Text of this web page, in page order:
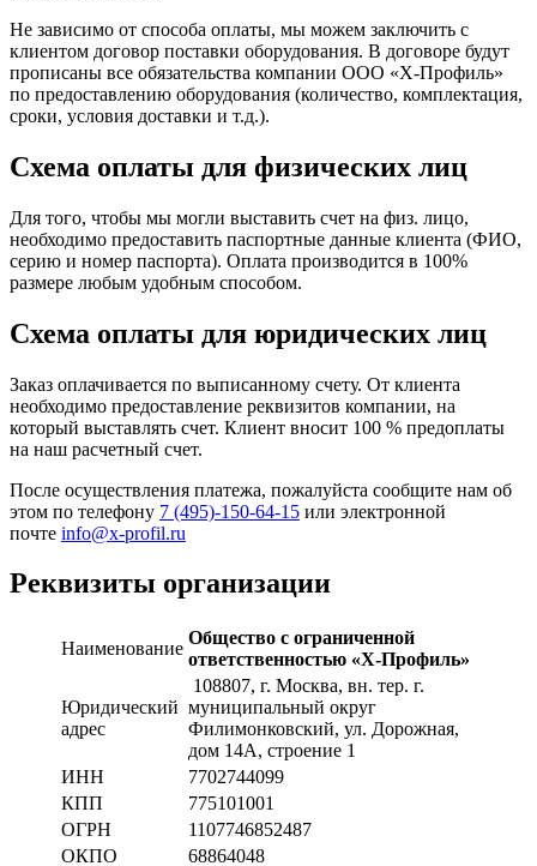
Не зависимо от способа оплаты, мы можем заключить с
клиентом договор поставки оборудования. В договоре будут
прописаны все обязательства компании ООО «Х-Профиль»
по предоставлению оборудования (количество, комплектация,
сроки, условия доставки и т.д.).
Схема оплаты для физических лиц
Для того, чтобы мы могли выставить счет на физ. лицо,
необходимо предоставить паспортные данные клиента (ФИО,
серию и номер паспорта). Оплата производится в 100%
размере любым удобным способом.
Схема оплаты для юридических лиц
Заказ оплачивается по выписанному счету. От клиента
необходимо предоставление реквизитов компании, на
который выставлять счет. Клиент вносит 100 % предоплаты
на наш расчетный счет.
После осуществления платежа, пожалуйста сообщите нам об
этом по телефону 7 (495)-150-64-15 или электронной
почте info@x-profil.ru
Реквизиты организации
Наименование
Общество с ограниченной
ответственностью «Х-Профиль»
Юридический
адрес
108807, г. Москва, вн. тер. г.
муниципальный округ
Филимонковский, ул. Дорожная,
дом 14А, строение 1
ИНН
7702744099
КПП
775101001
ОГРН
1107746852487
ОКПО
68864048